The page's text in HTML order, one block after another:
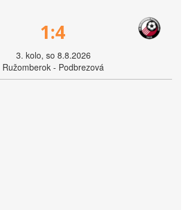
1:4
3. kolo, so 8.8.2026
Ružomberok - Podbrezová